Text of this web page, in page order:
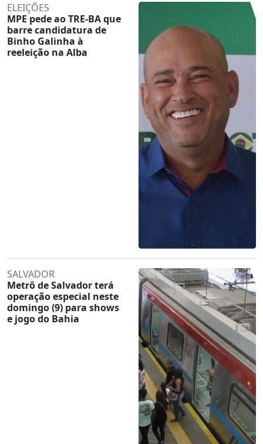
ELEIÇÕES
MPE pede ao TRE-BA que
barre candidatura de
Binho Galinha à
reeleição na Alba
SALVADOR
Metrô de Salvador terá
operação especial neste
domingo (9) para shows
e jogo do Bahia